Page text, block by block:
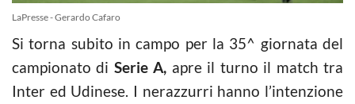
LaPresse - Gerardo Cafaro
Si torna subito in campo per la 35^ giornata del
campionato di Serie A, apre il turno il match tra
Inter ed Udinese. I nerazzurri hanno l’intenzione